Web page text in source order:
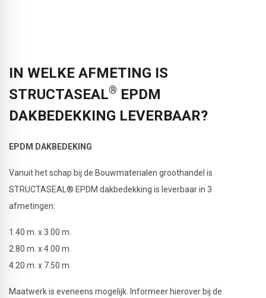
IN WELKE AFMETING IS
STRUCTASEAL® EPDM
DAKBEDEKKING LEVERBAAR?
EPDM DAKBEDEKING
Vanuit het schap bij de Bouwmaterialen groothandel is
STRUCTASEAL® EPDM dakbedekking is leverbaar in 3
afmetingen:
1.40 m. x 3.00 m.
2.80 m. x 4.00 m.
4.20 m. x 7.50 m
Maatwerk is eveneens mogelijk. Informeer hierover bij de